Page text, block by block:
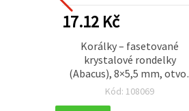
17.12 Kč
Korálky – fasetované
krystalové rondelky
(Abacus), 8×5,5 mm, otvor
1,5 mm, mix barev – 20 g
Kód: 108069